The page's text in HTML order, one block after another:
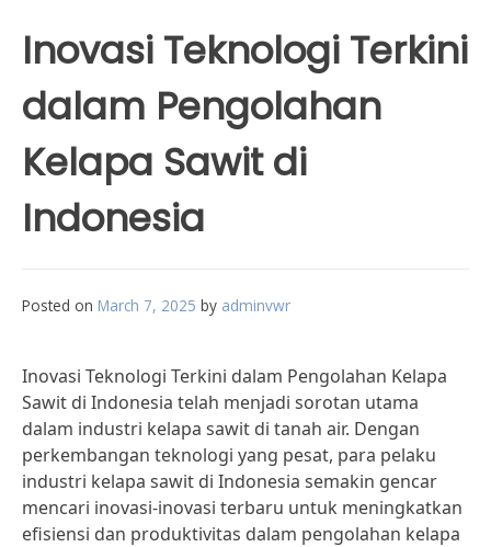
Inovasi Teknologi Terkini
dalam Pengolahan
Kelapa Sawit di
Indonesia
Posted on March 7, 2025 by adminvwr
Inovasi Teknologi Terkini dalam Pengolahan Kelapa
Sawit di Indonesia telah menjadi sorotan utama
dalam industri kelapa sawit di tanah air. Dengan
perkembangan teknologi yang pesat, para pelaku
industri kelapa sawit di Indonesia semakin gencar
mencari inovasi-inovasi terbaru untuk meningkatkan
efisiensi dan produktivitas dalam pengolahan kelapa